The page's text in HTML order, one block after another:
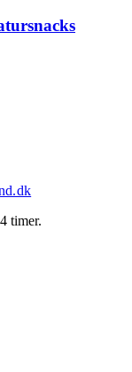
timer.